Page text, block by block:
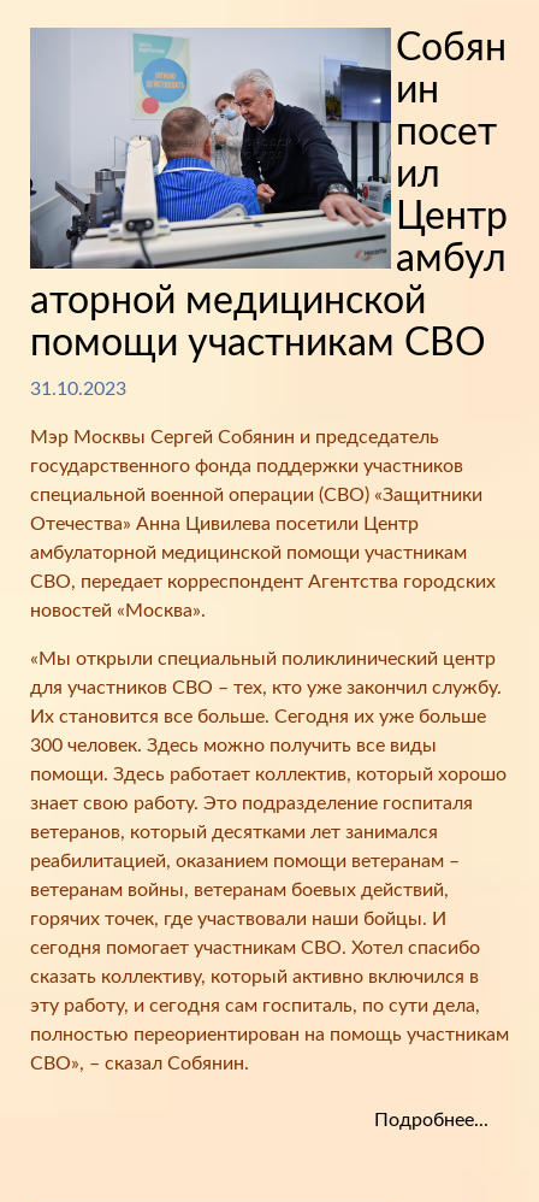
Собян
ин
посет
ил
Центр
амбул
аторной медицинской
помощи участникам СВО
31.10.2023
Мэр Москвы Сергей Собянин и председатель
государственного фонда поддержки участников
специальной военной операции (СВО) «Защитники
Отечества» Анна Цивилева посетили Центр
амбулаторной медицинской помощи участникам
СВО, передает корреспондент Агентства городских
новостей «Москва».
«Мы открыли специальный поликлинический центр
для участников СВО – тех, кто уже закончил службу.
Их становится все больше. Сегодня их уже больше
300 человек. Здесь можно получить все виды
помощи. Здесь работает коллектив, который хорошо
знает свою работу. Это подразделение госпиталя
ветеранов, который десятками лет занимался
реабилитацией, оказанием помощи ветеранам –
ветеранам войны, ветеранам боевых действий,
горячих точек, где участвовали наши бойцы. И
сегодня помогает участникам СВО. Хотел спасибо
сказать коллективу, который активно включился в
эту работу, и сегодня сам госпиталь, по сути дела,
полностью переориентирован на помощь участникам
СВО», – сказал Собянин.
Подробнее...